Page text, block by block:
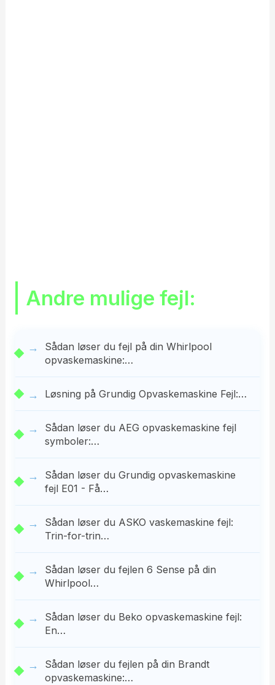
Andre mulige fejl:
Sådan løser du fejl på din Whirlpool
opvaskemaskine:…
Løsning på Grundig Opvaskemaskine Fejl:…
Sådan løser du AEG opvaskemaskine fejl
symboler:…
Sådan løser du Grundig opvaskemaskine
fejl E01 - Få…
Sådan løser du ASKO vaskemaskine fejl:
Trin-for-trin…
Sådan løser du fejlen 6 Sense på din
Whirlpool…
Sådan løser du Beko opvaskemaskine fejl:
En…
Sådan løser du fejlen på din Brandt
opvaskemaskine:…